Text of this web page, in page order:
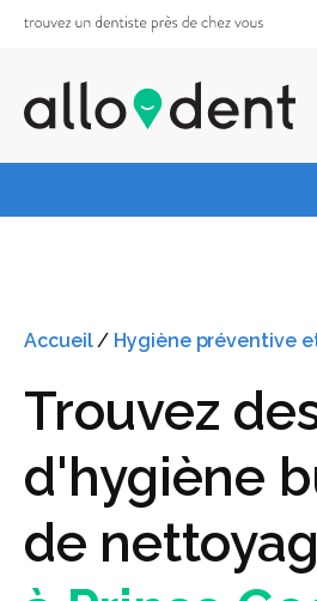
Accueil/ Hygiène préventive
Trouvez
d'hygiène
de